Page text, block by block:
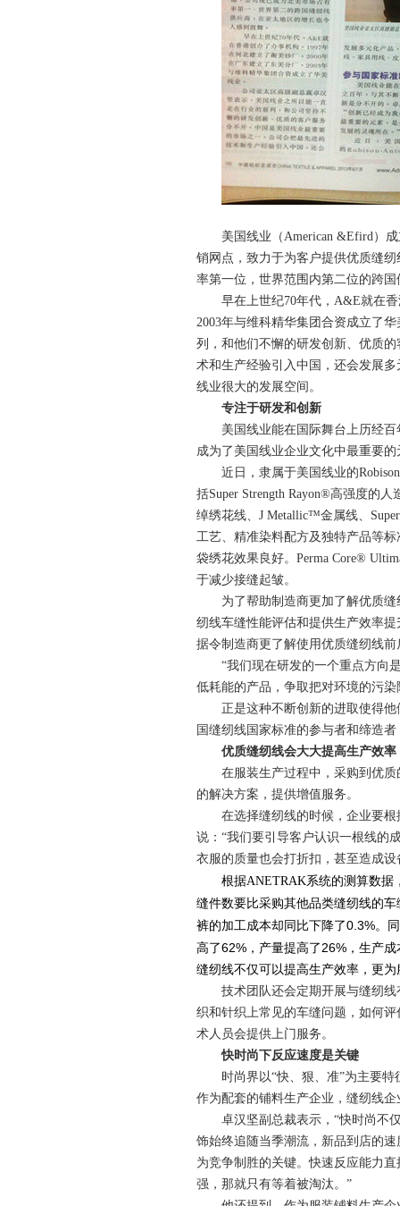
美国线业（American &Efird）
销网点，致力于为客户提供优质缝
率第一位，世界范围内第二位的跨
早在上世纪70年代， A&E就在
2003年与维科精华集团合资成立了
列，和他们不懈的研发创新、优质
术和生产经验引入中国，还会发展
线业很大的发展空间。
专注于研发和创新
美国线业能在国际舞台上历经
成为了美国线业企业文化中最重要
近日，隶属于美国线业的
括Super Strength Rayon®高强度的人
绰绣花线、 J Metallic™金属线、
工艺、精准染料配方及独特产品等
袋绣花效果良好。 Perma Core®
于减少接缝起皱。
为了帮助制造商更加了解优质
纫线车缝性能评估和提供生产效率
据令制造商更了解使用优质缝纫线前
“我们现在研发的一个重点方向
低耗能的产品，争取把对环境的污
正是这种不断创新的进取使得
国缝纫线国家标准的参与者和缔造
优质缝纫线会大大提高生产效率
在服装生产过程中，采购到优
的解决方案，提供增值服务。
在选择缝纫线的时候，企业要
说：“我们要引导客户认识一根线的
衣服的质量也会打折扣，甚至造成
根据ANETRAK系统的测算数据
缝件数要比采购其他品类缝纫线的
裤的加工成本却同比下降了0.3%。
高了62% ，产量提高了 26% ，生产
缝纫线不仅可以提高生产效率，更
技术团队还会定期开展与缝纫
织和针织上常见的车缝问题，如何
术人员会提供上门服务。
快时尚下反应速度是关键
时尚界以“快、狠、准”为主要
作为配套的铺料生产企业，缝纫线
卓汉坚副总裁表示，“快时尚不
饰始终追随当季潮流，新品到店的
为竞争制胜的关键。快速反应能力
强，那就只有等着被淘汰。”